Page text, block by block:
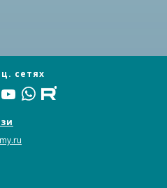
сетях